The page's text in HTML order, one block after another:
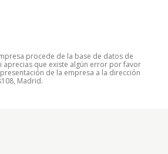
procede de la base de datos de
Si aprecias que existe algún error por favor
de la empresa a la dirección
Madrid.